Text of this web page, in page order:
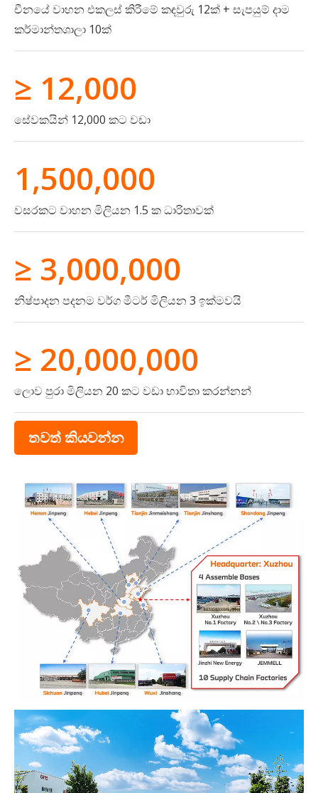
චීනයේ වාහන එකලස් කිරීමේ කඳවුරු 12ක් + සැපයුම් දාම
කර්මාන්තශාලා 10ක්
≥ 12,000
සේවකයින් 12,000 කට වඩා
1,500,000
වසරකට වාහන මිලියන 1.5 ක ධාරිතාවක්
≥ 3,000,000
නිෂ්පාදන පදනම වර්ග මීටර් මිලියන 3 ඉක්මවයි
≥ 20,000,000
ලොව පුරා මිලියන 20 කට වඩා භාවිතා කරන්නන්
තවත් කියවන්න